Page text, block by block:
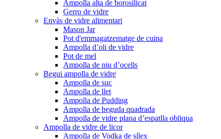
Ampolla alta de borosilicat
Gerro de vidre
Envàs de vidre alimentari
Mason Jar
Pot d'emmagatzematge de cuina
Ampolla d’oli de vidre
Pot de mel
Ampolla de niu d’ocells
Begui ampolla de vidre
Ampolla de suc
Ampolla de llet
Ampolla de Pudding
Ampolla de beguda quadrada
Ampolla de vidre plana d’espatlla obliqua
Ampolla de vidre de licor
Ampolla de Vodka de sílex